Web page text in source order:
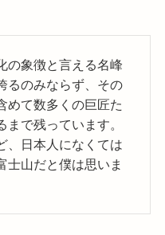
の象徴と言える名峰
るのみならず、その
めて数多くの巨匠た
で残っています。
、日本人になくては
士山だと僕は思いま